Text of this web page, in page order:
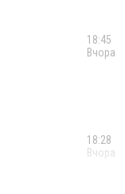
18:45
Вчора
18:28
Вчора